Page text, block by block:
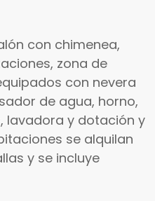
con chimenea,
zona de
con nevera
de agua, horno,
lavadora y dotación y
se alquilan
y se incluye